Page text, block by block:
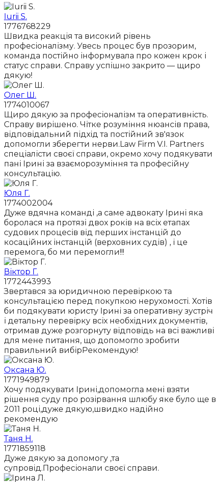
Iurii S.
1776768229
Швидка реакція та високий рівень
професіоналізму. Увесь процес був прозорим,
команда постійно інформувала про кожен крок і
статус справи. Справу успішно закрито — щиро
дякую!
Олег Ш.
1774010067
Щиро дякую за професіоналізм та оперативність.
Справу вирішено. Чітке розуміння нюансів права,
відповідальний підхід та постійний зв'язок
допомогли зберегти нерви.Law Firm V.I. Partners
спеціалісти своєї справи, окремо хочу подякувати
пані Ірині за взаєморозуміння та професійну
консультацію.
Юля Г.
1774002004
Дуже вдячна команді ,а саме адвокату Ірині яка
боролася на протязі двох років на всіх етапах
судових процесів від перших інстанцій до
косаційних інстанцій (верховних судів) , і це
перемога, бо ми перемогли!!!
Віктор Г.
1772443993
Звертався за юридичною перевіркою та
консультацією перед покупкою нерухомості. Хотів
би подякувати юристу Ірині за оперативну зустріч
і детальну перевірку всіх необхідних документів,
отримав дуже розгорнуту відповідь на всі важливі
для мене питання, що допомогло зробити
правильний вибірРекомендую!
Оксана Ю.
1771949879
Хочу подякувати Ірині,допомогла мені взяти
рішення суду про розірвання шлюбу яке було ще в
2011 році,дуже дякую,швидко надійно
рекомендую
Таня Н.
1771859118
Дуже дякую за допомогу ,та
супровід.Професіонали своєї справи.